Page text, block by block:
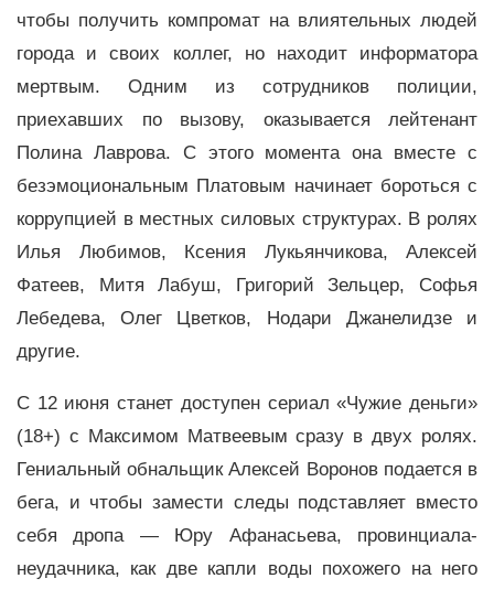
чтобы получить компромат на влиятельных людей
города и своих коллег, но находит информатора
мертвым. Одним из сотрудников полиции,
приехавших по вызову, оказывается лейтенант
Полина Лаврова. С этого момента она вместе с
безэмоциональным Платовым начинает бороться с
коррупцией в местных силовых структурах. В ролях
Илья Любимов, Ксения Лукьянчикова, Алексей
Фатеев, Митя Лабуш, Григорий Зельцер, Софья
Лебедева, Олег Цветков, Нодари Джанелидзе и
другие.
С 12 июня станет доступен сериал «Чужие деньги»
(18+) с Максимом Матвеевым сразу в двух ролях.
Гениальный обнальщик Алексей Воронов подается в
бега, и чтобы замести следы подставляет вместо
себя дропа — Юру Афанасьева, провинциала-
неудачника, как две капли воды похожего на него